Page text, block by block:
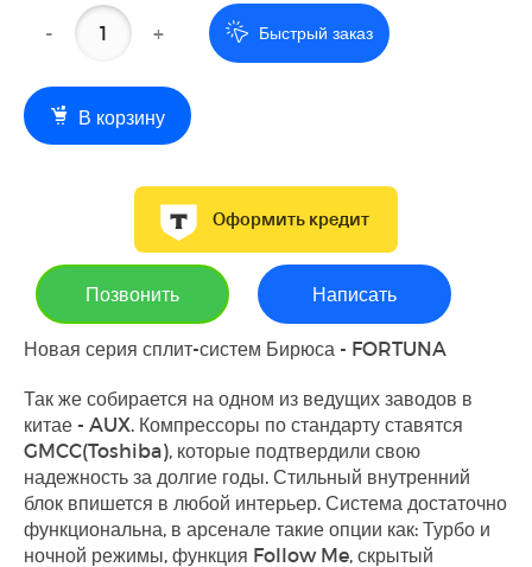
- + Быстрый заказ
В корзину
Оформить кредит
Позвонить Написать
Новая серия сплит-систем Бирюса - FORTUNA
Так же собирается на одном из ведущих заводов в
китае - AUX. Компрессоры по стандарту ставятся
GMCC(Toshiba), которые подтвердили свою
надежность за долгие годы. Стильный внутренний
блок впишется в любой интерьер. Система достаточно
функциональна, в арсенале такие опции как: Турбо и
ночной режимы, функция Follow Me, скрытый